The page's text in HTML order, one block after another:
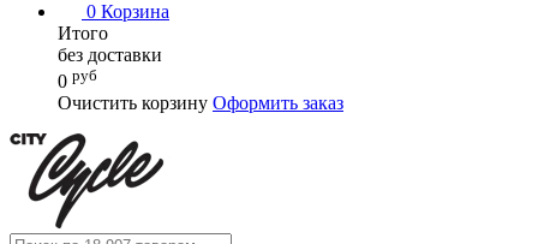
0 Корзина
Итого
без доставки
0 руб
Очистить корзину Оформить заказ